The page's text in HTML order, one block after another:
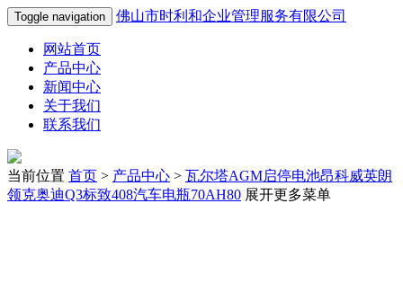
Toggle navigation 佛山市时利和企业管理服务有限公司
网站首页
产品中心
新闻中心
关于我们
联系我们
当前位置 首页 > 产品中心 > 瓦尔塔AGM启停电池昂科威英朗
领克奥迪Q3标致408汽车电瓶70AH80 展开更多菜单